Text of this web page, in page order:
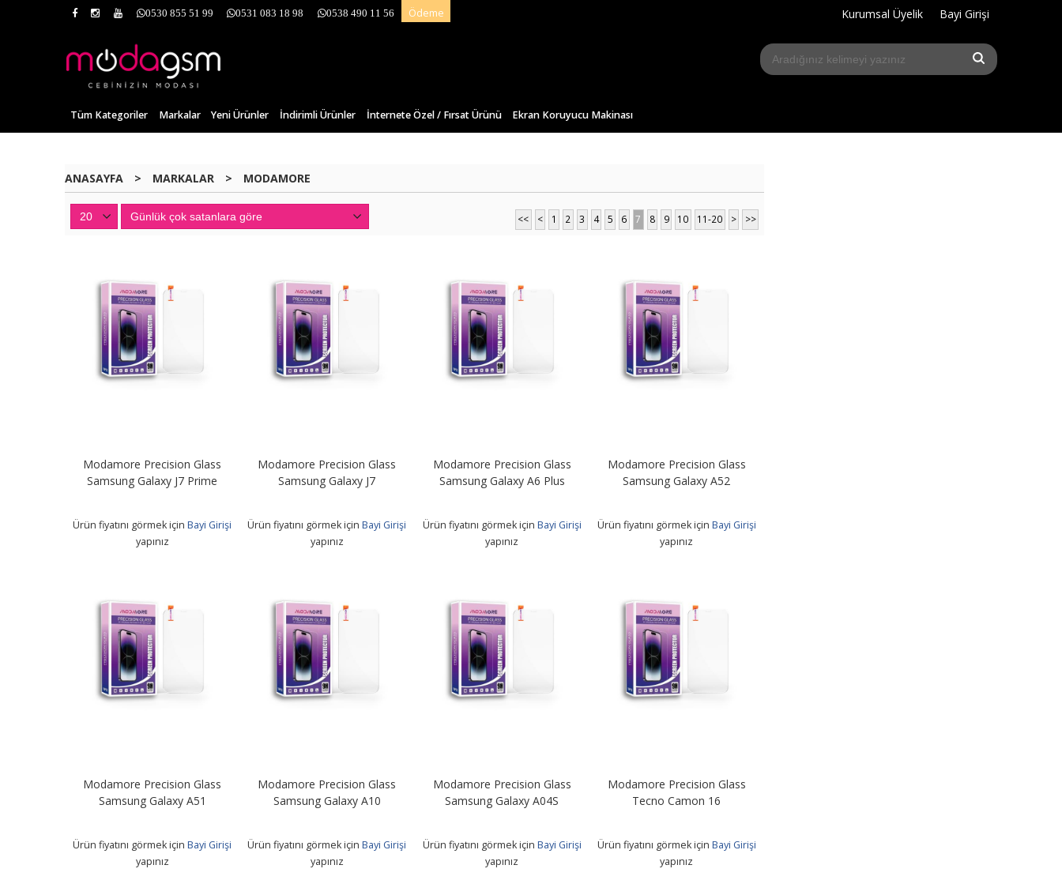
0530 855 51 99 0531 083 18 98 0538 490 11 56 Ödeme Kurumsal Üyelik Bayi Girişi
Tüm Kategoriler Markalar Yeni Ürünler İndirimli Ürünler İnternete Özel / Fırsat Ürünü Ekran Koruyucu Makinası
ANASAYFA > MARKALAR > MODAMORE
<< < 1 2 3 4 5 6 7 8 9 10 11-20 > >>
Modamore Precision Glass
Samsung Galaxy J7 Prime
Ürün fiyatını görmek içinBayi Girişi
yapınız
Modamore Precision Glass
Samsung Galaxy J7
Ürün fiyatını görmek içinBayi Girişi
yapınız
Modamore Precision Glass
Samsung Galaxy A6 Plus
Ürün fiyatını görmek için Bayi Girişi
yapınız
Modamore Precision Glass
Samsung Galaxy A52
Ürün fiyatını görmek için Bayi Girişi
yapınız
Modamore Precision Glass
Samsung Galaxy A51
Ürün fiyatını görmek içinBayi Girişi
yapınız
Modamore Precision Glass
Samsung Galaxy A10
Ürün fiyatını görmek içinBayi Girişi
yapınız
Modamore Precision Glass
Samsung Galaxy A04S
Ürün fiyatını görmek için Bayi Girişi
yapınız
Modamore Precision Glass
Tecno Camon 16
Ürün fiyatını görmek için Bayi Girişi
yapınız